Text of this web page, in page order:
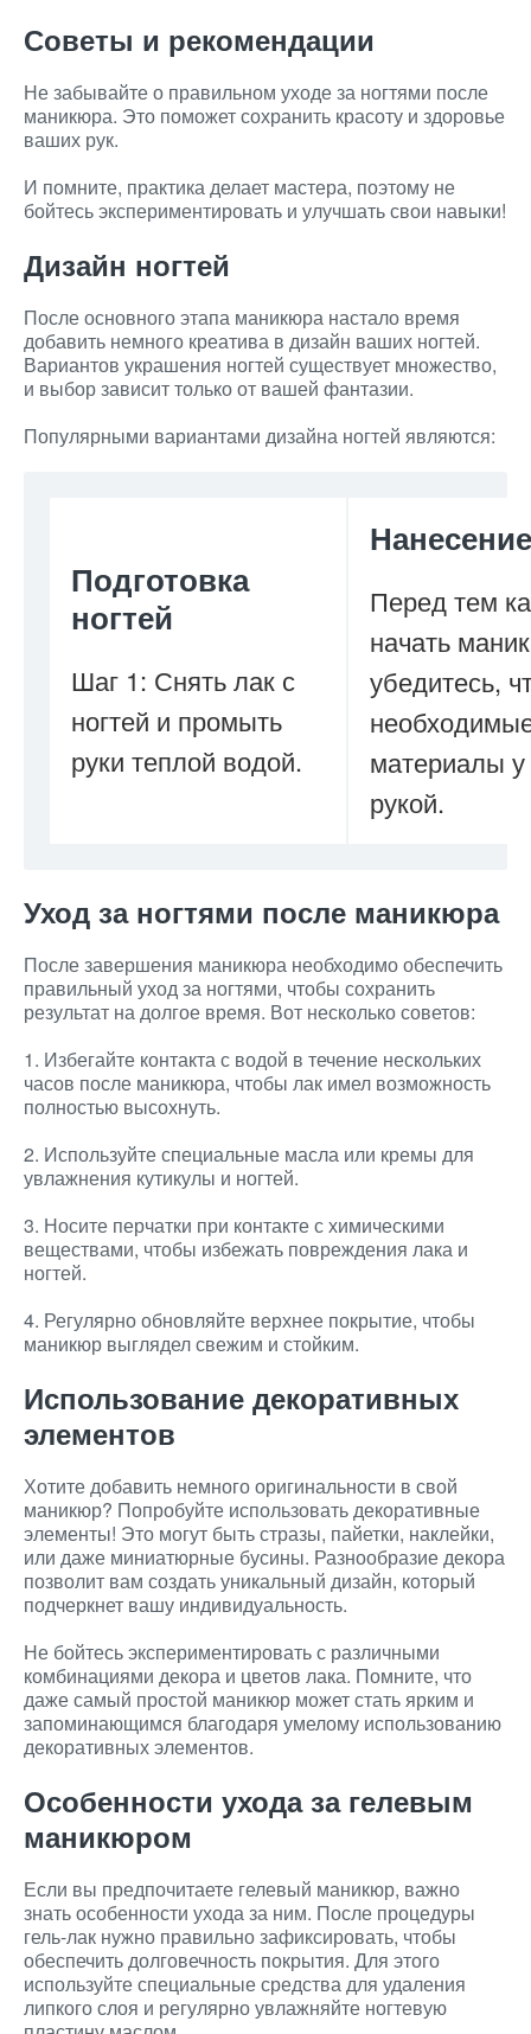
Советы и рекомендации
Не забывайте о правильном уходе за ногтями после
маникюра. Это поможет сохранить красоту и здоровье
ваших рук.
И помните, практика делает мастера, поэтому не
бойтесь экспериментировать и улучшать свои навыки!
Дизайн ногтей
После основного этапа маникюра настало время
добавить немного креатива в дизайн ваших ногтей.
Вариантов украшения ногтей существует множество,
и выбор зависит только от вашей фантазии.
Популярными вариантами дизайна ногтей являются:
Подготовка
ногтей
Шаг 1: Снять лак с
ногтей и промыть
руки теплой водой.
Перед тем
начать
убедитесь,
материалы
рукой.
Уход за ногтями после маникюра
После завершения маникюра необходимо обеспечить
правильный уход за ногтями, чтобы сохранить
результат на долгое время. Вот несколько советов:
1. Избегайте контакта с водой в течение нескольких
часов после маникюра, чтобы лак имел возможность
полностью высохнуть.
2. Используйте специальные масла или кремы для
увлажнения кутикулы и ногтей.
3. Носите перчатки при контакте с химическими
веществами, чтобы избежать повреждения лака и
ногтей.
4. Регулярно обновляйте верхнее покрытие, чтобы
маникюр выглядел свежим и стойким.
Использование декоративных
элементов
Хотите добавить немного оригинальности в свой
маникюр? Попробуйте использовать декоративные
элементы! Это могут быть стразы, пайетки, наклейки,
или даже миниатюрные бусины. Разнообразие декора
позволит вам создать уникальный дизайн, который
подчеркнет вашу индивидуальность.
Не бойтесь экспериментировать с различными
комбинациями декора и цветов лака. Помните, что
даже самый простой маникюр может стать ярким и
запоминающимся благодаря умелому использованию
декоративных элементов.
Особенности ухода за гелевым
маникюром
Если вы предпочитаете гелевый маникюр, важно
знать особенности ухода за ним. После процедуры
гель-лак нужно правильно зафиксировать, чтобы
обеспечить долговечность покрытия. Для этого
используйте специальные средства для удаления
липкого слоя и регулярно увлажняйте ногтевую